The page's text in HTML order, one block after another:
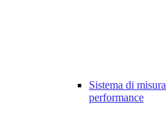
Sistema di
performance